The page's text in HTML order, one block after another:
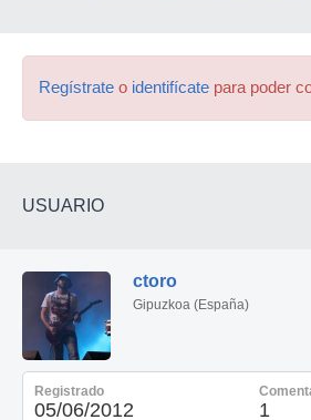
Regístrate o identifícate para poder
USUARIO
ctoro
Gipuzkoa (España)
Registrado
05/06/2012 1